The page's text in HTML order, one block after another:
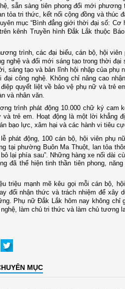
sẵn sàng tiên phong đổi mới
tỏa tri thức, kết nối cộng đồng và thúc
mục “Bình đẳng giới thời đại số: Cơ
kênh Truyền hình Đắk Lắk thuộc
trình, các đại biểu, cán bộ, hội viên
nghệ và đổi mới sáng tạo trong thời
sáng tạo và bản lĩnh hội nhập của
công nghệ. Không chỉ nâng cao
quyết liệt về bảo vệ phụ nữ và trẻ
và nhân văn.
trình phát động 10.000 chữ ký cam
và trẻ em. Hoạt động là một lời khẳng
bạo lực, xâm hại và các hành vi tiêu
phát động, 100 cán bộ, hội viên phụ
tại phường Buôn Ma Thuột , lan tỏa
lại phía sau”. Những hàng xe nối dài
đã thể hiện tinh thần tiên phong,
triệu mạnh mẽ kêu gọi mỗi cán bộ,
đổi nhận thức và trách nhiệm để xây
Phụ nữ Đắk Lắk hôm nay không chỉ
làm chủ tri thức và làm chủ tương
MỤC